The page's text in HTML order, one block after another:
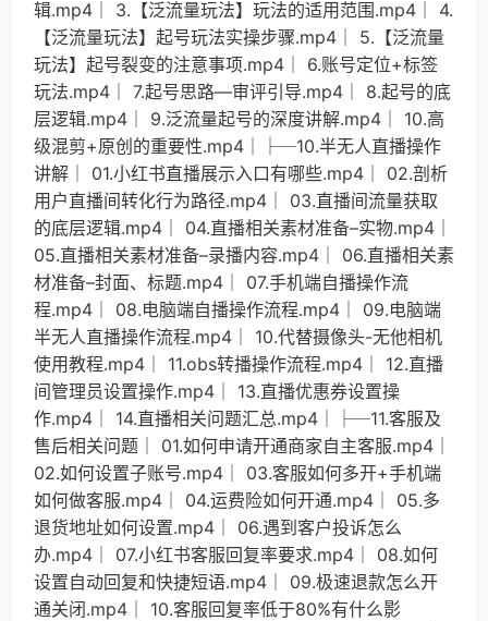
辑.mp4│ 3.【泛流量玩法】玩法的适用范围.mp4│ 4.
【泛流量玩法】起号玩法实操步骤.mp4│ 5.【泛流量
玩法】起号裂变的注意事项.mp4│ 6.账号定位+标签
玩法.mp4│ 7.起号思路—审评引导.mp4│ 8.起号的底
层逻辑.mp4│ 9.泛流量起号的深度讲解.mp4│ 10.高
级混剪+原创的重要性.mp4│├─10.半无人直播操作
讲解│ 01.小红书直播展示入口有哪些.mp4│ 02.剖析
用户直播间转化行为路径.mp4│ 03.直播间流量获取
的底层逻辑.mp4│ 04.直播相关素材准备–实物.mp4│
05.直播相关素材准备–录播内容.mp4│ 06.直播相关素
材准备–封面、标题.mp4│ 07.手机端自播操作流
程.mp4│ 08.电脑端自播操作流程.mp4│ 09.电脑端
半无人直播操作流程.mp4│ 10.代替摄像头-无他相机
使用教程.mp4│ 11.obs转播操作流程.mp4│ 12.直播
间管理员设置操作.mp4│ 13.直播优惠券设置操
作.mp4│ 14.直播相关问题汇总.mp4│├─11.客服及
售后相关问题│ 01.如何申请开通商家自主客服.mp4│
02.如何设置子账号.mp4│ 03.客服如何多开+手机端
如何做客服.mp4│ 04.运费险如何开通.mp4│ 05.多
退货地址如何设置.mp4│ 06.遇到客户投诉怎么
办.mp4│ 07.小红书客服回复率要求.mp4│ 08.如何
设置自动回复和快捷短语.mp4│ 09.极速退款怎么开
通关闭.mp4│ 10.客服回复率低于80%有什么影